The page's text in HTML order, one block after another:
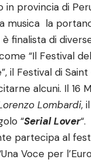
in provincia di
musica la
finalista di
“Il Festival
il Festival di
alcuni. Il 16
Lombardi,
“Serial Lover“.
partecipa al
Voce per